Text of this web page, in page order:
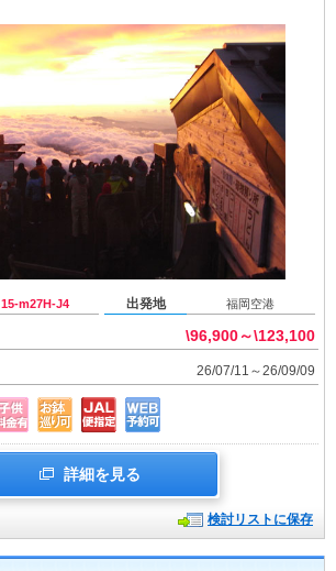
15-m27H-J4 出発地 福岡空港
\96,900～\123,100
26/07/11～26/09/09
詳細を見る
検討リストに保存